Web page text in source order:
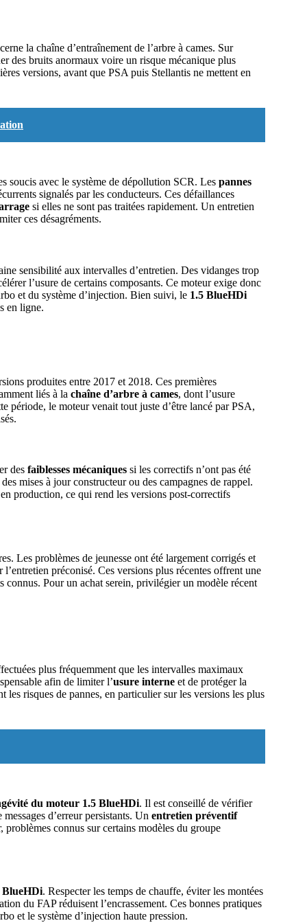
la chaîne d’entraînement de l’arbre à cames. Sur
des bruits anormaux voire un risque mécanique plus
versions, avant que PSA puis Stellantis ne mettent en
soucis avec le système de dépollution SCR. Les pannes
signalés par les conducteurs. Ces défaillances
si elles ne sont pas traitées rapidement. Un entretien
ces désagréments.
sensibilité aux intervalles d’entretien. Des vidanges trop
l’usure de certains composants. Ce moteur exige donc
et du système d’injection. Bien suivi, le 1.5 BlueHDi
en ligne.
produites entre 2017 et 2018. Ces premières
liés à la chaîne d’arbre à cames, dont l’usure
période, le moteur venait tout juste d’être lancé par PSA,
des faiblesses mécaniques si les correctifs n’ont pas été
mises à jour constructeur ou des campagnes de rappel.
production, ce qui rend les versions post-correctifs
Les problèmes de jeunesse ont été largement corrigés et
préconisé. Ces versions plus récentes offrent une
connus. Pour un achat serein, privilégier un modèle récent
plus fréquemment que les intervalles maximaux
afin de limiter l’usure interne et de protéger la
les risques de pannes, en particulier sur les versions les plus
du moteur 1.5 BlueHDi. Il est conseillé de vérifier
d’erreur persistants. Un entretien préventif
problèmes connus sur certains modèles du groupe
BlueHDi. Respecter les temps de chauffe, éviter les montées
du FAP réduisent l’encrassement. Ces bonnes pratiques
et le système d’injection haute pression.